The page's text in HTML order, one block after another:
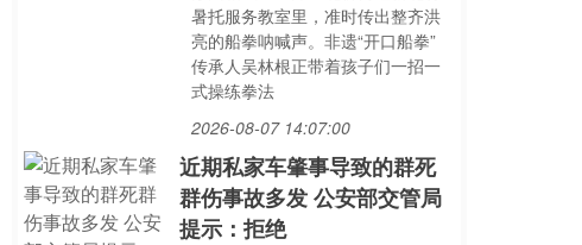
暑托服务教室里，准时传出整齐洪
亮的船拳呐喊声。非遗“开口船拳”
传承人吴林根正带着孩子们一招一
式操练拳法
2026-08-07 14:07:00
近期私家车肇事导致的群死
群伤事故多发 公安部交管局
提示：拒绝